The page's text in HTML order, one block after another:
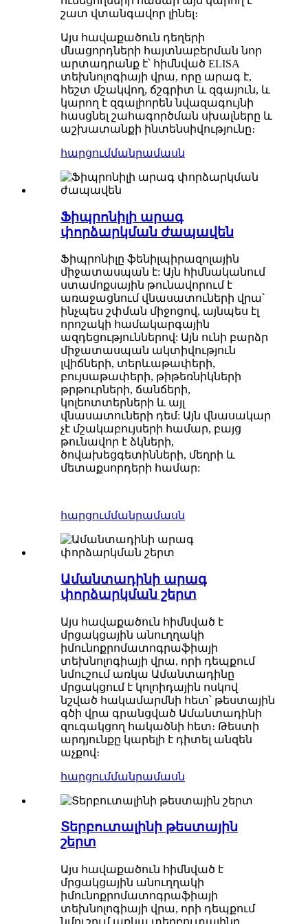
շատ վտանգավոր լինել։
Այս հավաքածուն դեղերի
մնացորդների հայտնաբերման նոր
արտադրանք է՝ հիմնված ELISA
տեխնոլոգիայի վրա, որը արագ է,
հեշտ մշակվող, ճշգրիտ և զգայուն, և
կարող է զգալիորեն նվազագույնի
հասցնել շահագործման սխալները և
աշխատանքի ինտենսիվությունը։
հարցումմանրամասն
Ֆիպրոնիլի արագ
փորձարկման ժապավեն
Ֆիպրոնիլը ֆենիլպիրազոլային
միջատասպան է: Այն հիմնականում
ստամոքսային թունավորում է
առաջացնում վնասատուների վրա՝
ինչպես շփման միջոցով, այնպես էլ
որոշակի համակարգային
ազդեցություններով: Այն ունի բարձր
միջատասպան ակտիվություն
լվիճների, տերևաթափերի,
բույսաթափերի, թիթեռնիկների
թրթուրների, ճանճերի,
կոլեոտտերների և այլ
վնասատուների դեմ: Այն վնասակար
չէ մշակաբույսերի համար, բայց
թունավոր է ձկների,
ծովախեցգետինների, մեղրի և
մետաքսորդերի համար:
հարցումմանրամասն
Ամանտադինի արագ
փորձարկման շերտ
Այս հավաքածուն հիմնված է
մրցակցային անուղղակի
իմունոքրոմատոգրաֆիայի
տեխնոլոգիայի վրա, որի դեպքում
նմուշում առկա Ամանտադինը
մրցակցում է կոլոիդային ոսկով
նշված հակամարմնի հետ՝ թեստային
գծի վրա գրանցված Ամանտադինի
զուգակցող հակածնի հետ։ Թեստի
արդյունքը կարելի է դիտել անզեն
աչքով։
հարցումմանրամասն
Տերբուտալինի թեստային
շերտ
Այս հավաքածուն հիմնված է
մրցակցային անուղղակի
իմունոքրոմատոգրաֆիայի
տեխնոլոգիայի վրա, որի դեպքում